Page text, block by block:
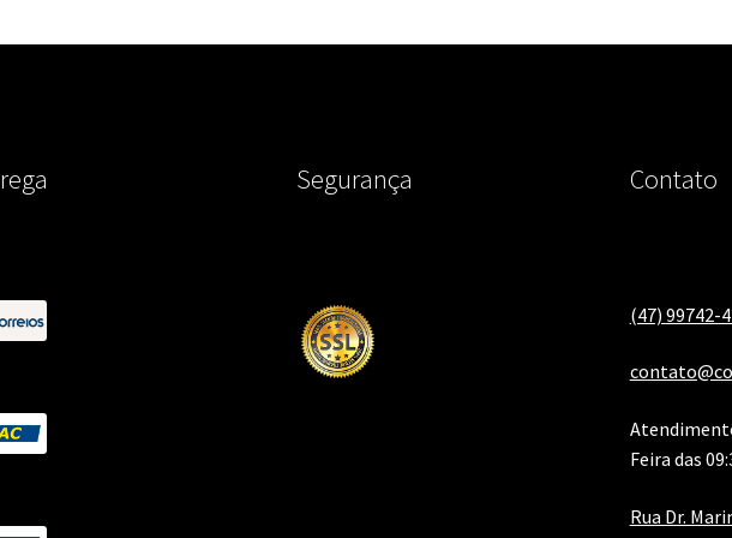
Segurança Contato
(47) 99742-
Feira das
Rua Dr.